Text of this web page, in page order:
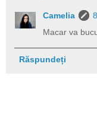
Camelia
Macar va
Răspundeți